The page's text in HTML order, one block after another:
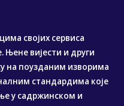
својих сервиса
Њене вијести и други
на поузданим изворима
стандардима које
у садржинском и